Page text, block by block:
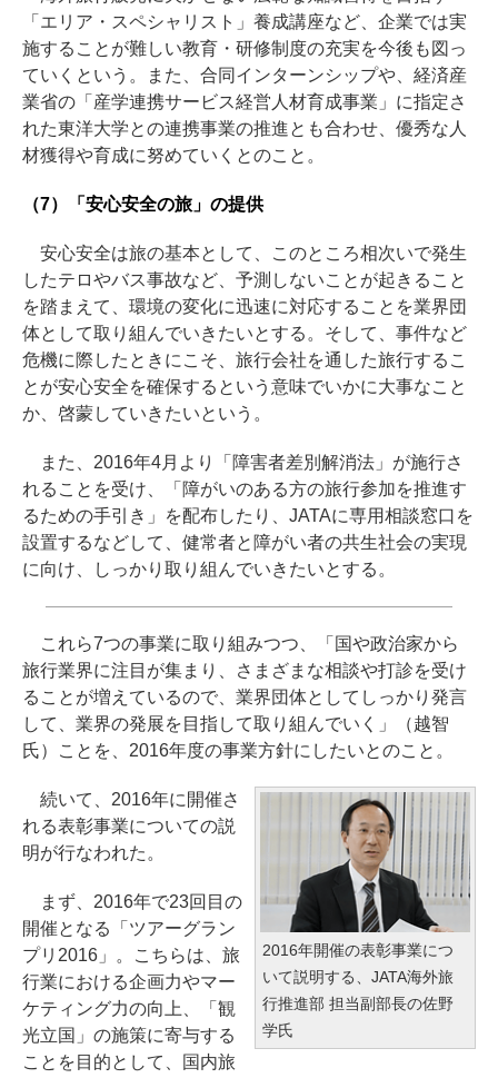
「エリア・スペシャリスト」養成講座など、企業では実
施することが難しい教育・研修制度の充実を今後も図っ
ていくという。また、合同インターンシップや、経済産
業省の「産学連携サービス経営人材育成事業」に指定さ
れた東洋大学との連携事業の推進とも合わせ、優秀な人
材獲得や育成に努めていくとのこと。
（7）「安心安全の旅」の提供
安心安全は旅の基本として、このところ相次いで発生
したテロやバス事故など、予測しないことが起きること
を踏まえて、環境の変化に迅速に対応することを業界団
体として取り組んでいきたいとする。そして、事件など
危機に際したときにこそ、旅行会社を通した旅行するこ
とが安心安全を確保するという意味でいかに大事なこと
か、啓蒙していきたいという。
また、2016年4月より「障害者差別解消法」が施行さ
れることを受け、「障がいのある方の旅行参加を推進す
るための手引き」を配布したり、JATAに専用相談窓口を
設置するなどして、健常者と障がい者の共生社会の実現
に向け、しっかり取り組んでいきたいとする。
これら7つの事業に取り組みつつ、「国や政治家から
旅行業界に注目が集まり、さまざまな相談や打診を受け
ることが増えているので、業界団体としてしっかり発言
して、業界の発展を目指して取り組んでいく」（越智
氏）ことを、2016年度の事業方針にしたいとのこと。
2016年開催の表彰事業につ
いて説明する、JATA海外旅
行推進部 担当副部長の佐野
学氏
続いて、2016年に開催さ
れる表彰事業についての説
明が行なわれた。
まず、2016年で23回目の
開催となる「ツアーグラン
プリ2016」。こちらは、旅
行業における企画力やマー
ケティング力の向上、「観
光立国」の施策に寄与する
ことを目的として、国内旅